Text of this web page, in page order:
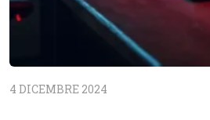
4 DICEMBRE 2024